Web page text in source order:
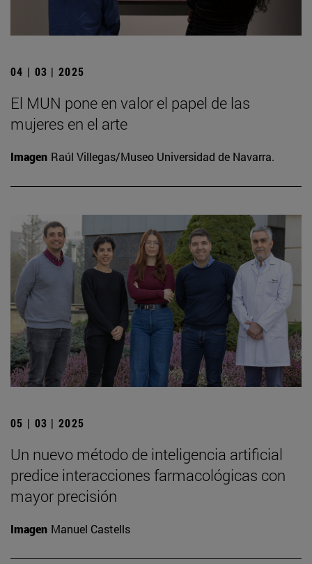
04 | 03 | 2025
El MUN pone en valor el papel de las
mujeres en el arte
Imagen Raúl Villegas/Museo Universidad de Navarra.
05 | 03 | 2025
Un nuevo método de inteligencia artificial
predice interacciones farmacológicas con
mayor precisión
Imagen Manuel Castells